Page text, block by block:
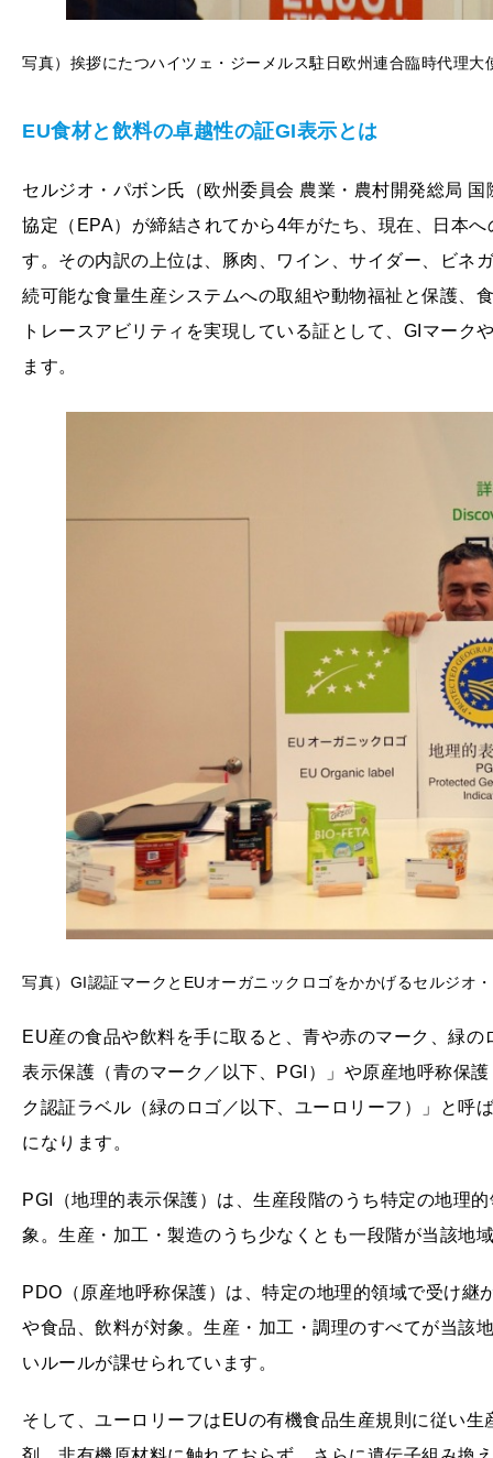
写真）挨拶にたつハイツェ・ジーメルス駐日欧州連合臨時代理大
EU食材と飲料の卓越性の証GI表示とは
セルジオ・パボン氏（欧州委員会 農業・農村開発総局
協定（EPA）が締結されてから4年がたち、現在、日本
す。その内訳の上位は、豚肉、ワイン、サイダー、ビネ
続可能な食量生産システムへの取組や動物福祉と保護、
トレースアビリティを実現している証として、GIマーク
ます。
写真）GI認証マークとEUオーガニックロゴをかかげるセルジオ
EU産の食品や飲料を手に取ると、青や赤のマーク、緑
表示保護（青のマーク／以下、PGI）」や原産地呼称保
ク認証ラベル（緑のロゴ／以下、ユーロリーフ）」と呼
になります。
PGI（地理的表示保護）は、生産段階のうち特定の地理
象。生産・加工・製造のうち少なくとも一段階が当該地
PDO（原産地呼称保護）は、特定の地理的領域で受け
や食品、飲料が対象。生産・加工・調理のすべてが当該
いルールが課せられています。
そして、ユーロリーフはEUの有機食品生産規則に従い